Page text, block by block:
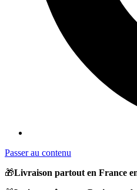
Passer au contenu
🎁Livraison partout en France